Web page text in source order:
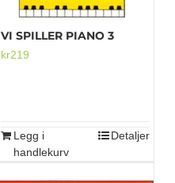
VI SPILLER PIANO 3
kr219
Legg i
handlekurv
Detaljer